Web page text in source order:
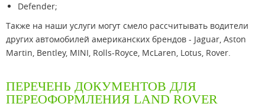
Defender;
Также на наши услуги могут смело рассчитывать водители
других автомобилей американских брендов - Jaguar, Aston
Martin, Bentley, MINI, Rolls-Royce, McLaren, Lotus, Rover.
ПЕРЕЧЕНЬ ДОКУМЕНТОВ ДЛЯ
ПЕРЕОФОРМЛЕНИЯ LAND ROVER